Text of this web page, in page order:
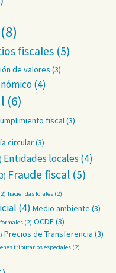
(8)
fiscales (5)
de valores (3)
(4)
(6)
fiscal(3)
circular(3)
Entidades locales (4)
Fraude fiscal (5)
haciendas forales (2)
(4) Medio ambiente (3)
(2) OCDE(3)
Precios de Transferencia (3)
tributarios especiales (2)